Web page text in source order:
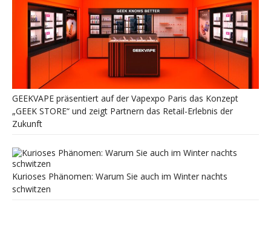
GEEKVAPE präsentiert auf der Vapexpo Paris das Konzept
„GEEK STORE“ und zeigt Partnern das Retail-Erlebnis der
Zukunft
Kurioses Phänomen: Warum Sie auch im Winter nachts
schwitzen